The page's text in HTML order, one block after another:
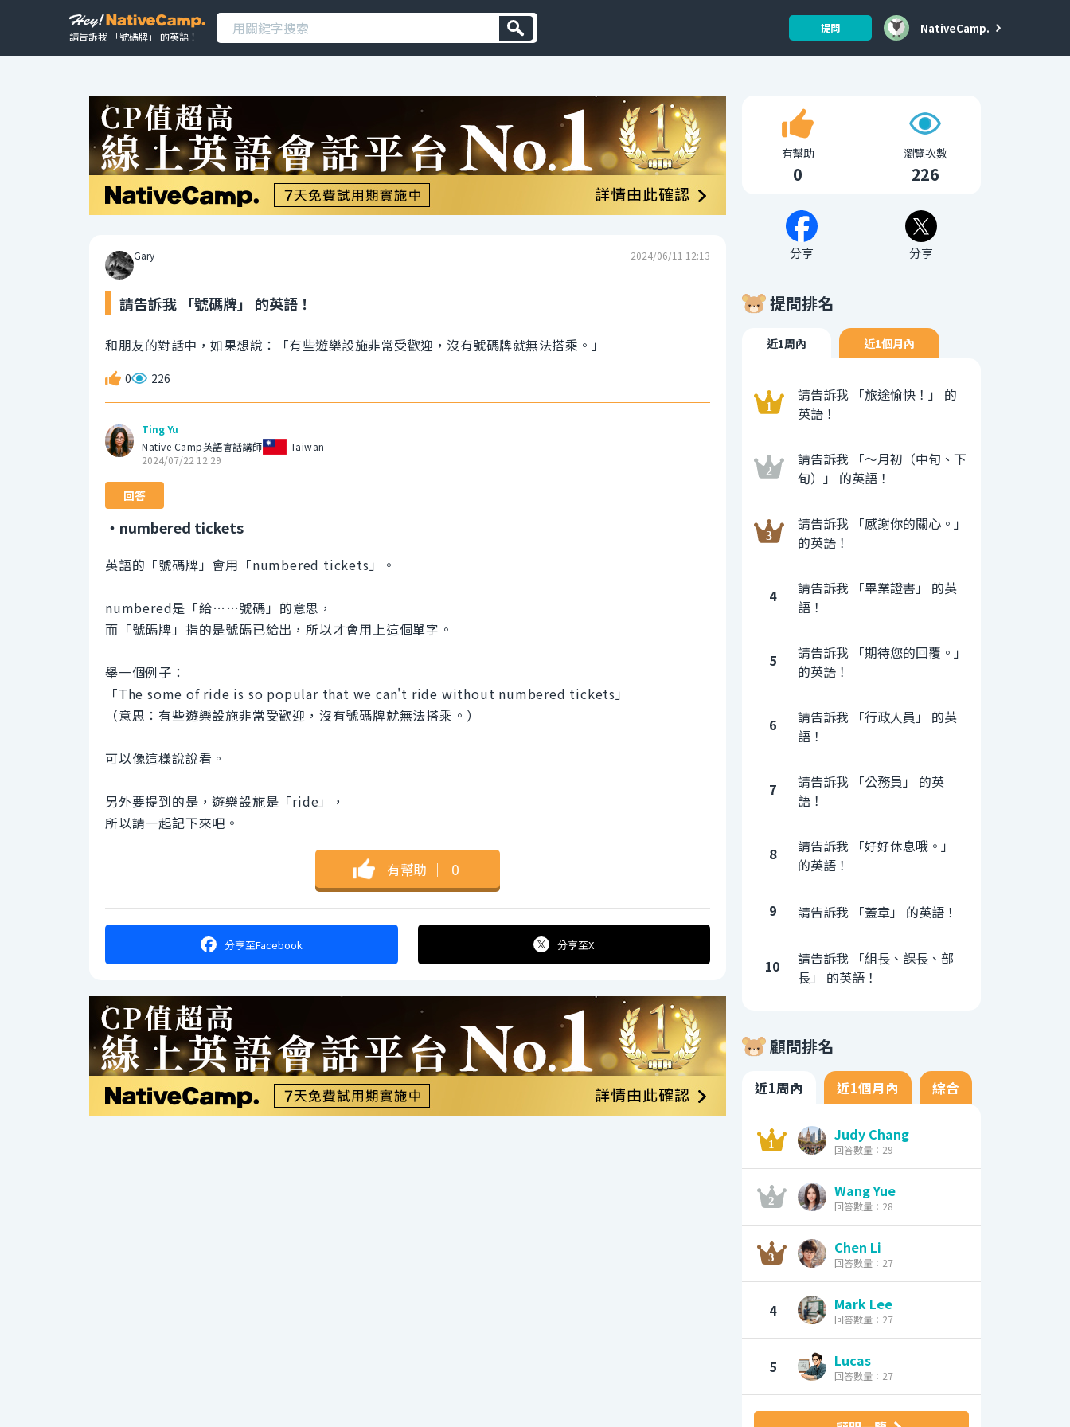
請告訴我 「號碼牌」 的英語！
提問 NativeCamp.
Gary 2024/06/11 12:13
請告訴我 「號碼牌」 的英語！
和朋友的對話中，如果想說：「有些遊樂設施非常受歡迎，沒有號碼牌就無法搭乘。」
0 226
Ting Yu
Native Camp英語會話講師
Taiwan
2024/07/22 12:29
回答
・numbered tickets
英語的「號碼牌」會用「numbered tickets」。
numbered是「給……號碼」的意思，
而「號碼牌」指的是號碼已給出，所以才會用上這個單字。
舉一個例子：
「The some of ride is so popular that we can't ride without numbered tickets」
（意思：有些遊樂設施非常受歡迎，沒有號碼牌就無法搭乘。）
可以像這樣說說看。
另外要提到的是，遊樂設施是「ride」，
所以請一起記下來吧。
有幫助 ｜ 0
分享至Facebook 分享至X
有幫助
0
瀏覽次數
226
分享 分享
提問排名
近1周內 近1個月內
請告訴我 「旅途愉快！」 的
英語！
請告訴我 「〜月初（中旬、下
旬）」 的英語！
請告訴我 「感謝你的關心。」
的英語！
4
請告訴我 「畢業證書」 的英
語！
5
請告訴我 「期待您的回覆。」
的英語！
6
請告訴我 「行政人員」 的英
語！
7
請告訴我 「公務員」 的英
語！
8
請告訴我 「好好休息哦。」
的英語！
9 請告訴我 「蓋章」 的英語！
10
請告訴我 「組長、課長、部
長」 的英語！
顧問排名
近1周內 近1個月內 綜合
Judy Chang
回答數量：29
Wang Yue
回答數量：28
Chen Li
回答數量：27
4 Mark Lee
回答數量：27
5 Lucas
回答數量：27